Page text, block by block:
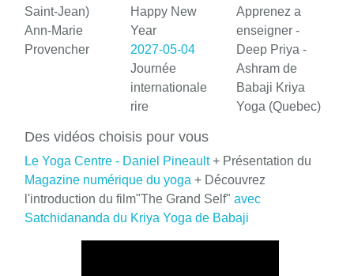
Saint-Jean)
Ann-Marie
Provencher
Happy New
Year
2027-05-04
Journée
internationale
rire
Apprenez a
enseigner -
Deep Priya -
Ashram de
Babaji Kriya
Yoga (Quebec)
Des vidéos choisis pour vous
Le Yoga Centre - Daniel Pineault+ Présentation du
Magazine numérique du yoga + Découvrez
l'introduction du film"The Grand Self" avec
Satchidananda du Kriya Yoga de Babaji